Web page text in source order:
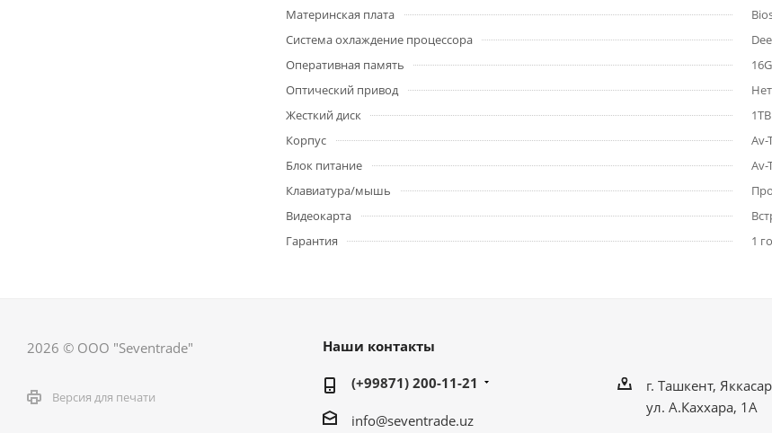
Материнская плата
Система охлаждение процессора
Оперативная память
Оптический привод
Нет
Жесткий диск
Корпус
Av-
Блок питание
Av-
Клавиатура/мышь
Видеокарта
Гарантия
1
2026 © ООО "Seventrade"
Версия для печати
Наши контакты
(+99871) 200-11-21
info@seventrade.uz
г. Ташкент,
ул. А.Каххара, 1А